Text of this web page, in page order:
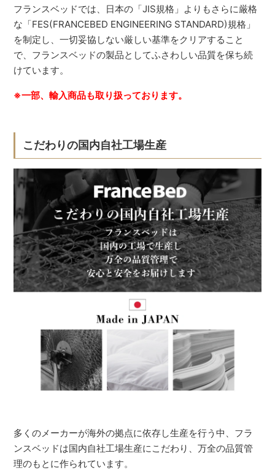
フランスベッドでは、日本の「JIS規格」よりもさらに厳格
な「FES(FRANCEBED ENGINEERING STANDARD)規格」
を制定し、一切妥協しない厳しい基準をクリアすること
で、フランスベッドの製品としてふさわしい品質を保ち続
けています。
※一部、輸入商品も取り扱っております。
こだわりの国内自社工場生産
多くのメーカーが海外の拠点に依存し生産を行う中、フラ
ンスベッドは国内自社工場生産にこだわり、万全の品質管
理のもとに作られています。